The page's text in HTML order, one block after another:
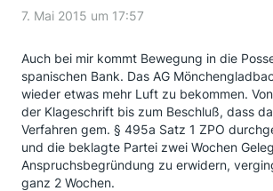
7. Mai 2015 um 17:57
Auch bei mir kommt Bewegung in die
spanischen Bank. Das AG
wieder etwas mehr Luft zu bekommen.
der Klageschrift bis zum Beschluß, dass
Verfahren gem. § 495a Satz 1 ZPO
und die beklagte Partei zwei Wochen
Anspruchsbegründung zu erwidern,
ganz 2 Wochen.